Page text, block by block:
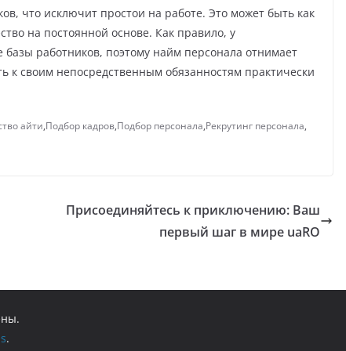
что исключит простои на работе. Это может быть как
на постоянной основе. Как правило, у
работников, поэтому найм персонала отнимает
к своим непосредственным обязанностям практически
айти,Подбор кадров,Подбор персонала,Рекрутинг персонала,
Присоединяйтесь к приключению: Ваш
первый шаг в мире uaRO
.